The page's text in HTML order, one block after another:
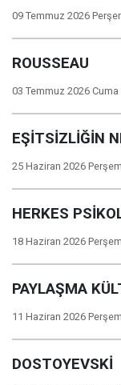
09 Temmuz 2026
ROUSSEAU
03 Temmuz 2026 Cuma
EŞİTSİZLİĞİN
25 Haziran 2026
HERKES
18 Haziran 2026
PAYLAŞMA
11 Haziran 2026
DOSTOYEVSKİ